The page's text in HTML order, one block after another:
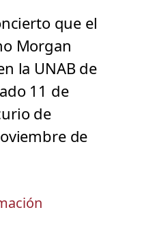
que el
Morgan
la UNAB de
11 de
de
de